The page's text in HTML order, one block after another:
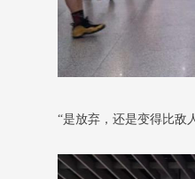
“是放弃，还是变得比敌